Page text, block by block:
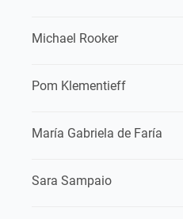
Michael Rooker
Pom Klementieff
María Gabriela de Faría
Sara Sampaio